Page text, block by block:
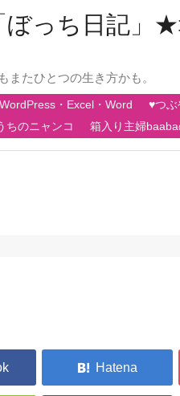
ぼっち日記」
たひとつの生き方かも。
・Excel・Word ♥つぶ
ちのニャンコ 箱入り主婦